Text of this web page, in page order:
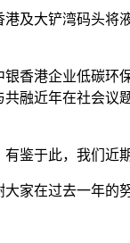
及大铲湾码头将
香港企业低碳
融近年在社会
鉴于此，我们近
家在过去一年的